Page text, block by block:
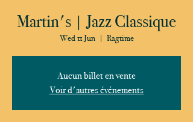
Martin's | Jazz Classique
Wed 11 Jun
  |
Ragtime
Aucun billet en vente
Voir d'autres événements